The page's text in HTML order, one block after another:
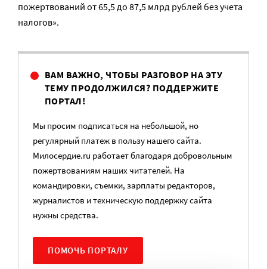
пожертвований от 65,5 до 87,5 млрд рублей без учета
налогов».
ВАМ ВАЖНО, ЧТОБЫ РАЗГОВОР НА ЭТУ
ТЕМУ ПРОДОЛЖИЛСЯ? ПОДДЕРЖИТЕ
ПОРТАЛ!
Мы просим подписаться на небольшой, но
регулярный платеж в пользу нашего сайта.
Милосердие.ru работает благодаря добровольным
пожертвованиям наших читателей. На
командировки, съемки, зарплаты редакторов,
журналистов и техническую поддержку сайта
нужны средства.
ПОМОЧЬ ПОРТАЛУ